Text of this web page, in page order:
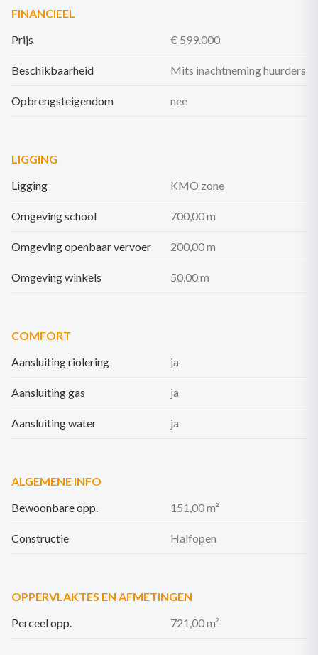
FINANCIEEL
Prijs
€ 599.000
Beschikbaarheid Mits inachtneming huurders
Opbrengsteigendom nee
LIGGING
Ligging
KMO zone
Omgeving school 700,00 m
Omgeving openbaar vervoer 200,00 m
Omgeving winkels 50,00 m
COMFORT
Aansluiting riolering
ja
Aansluiting gas ja
Aansluiting water ja
ALGEMENE INFO
Bewoonbare opp.
151,00 m²
Constructie Halfopen
OPPERVLAKTES EN AFMETINGEN
Perceel opp.
721,00 m²